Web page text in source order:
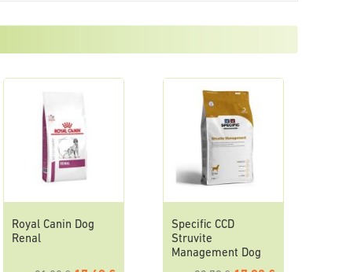
Royal Canin Dog
Renal
Specific CCD
Struvite
Management Dog